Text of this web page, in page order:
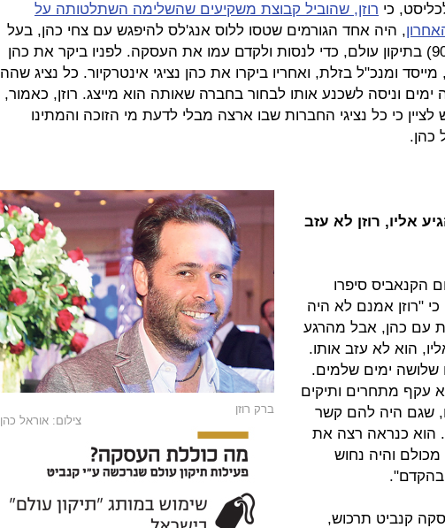
כי רוזן, שהוביל קבוצת משקיעים שהשלימה השתלטותה על
, היה אחד הגורמים שטסו ללוס אנג'לס להיפגש עם צחי כהן, בעל
השליטה (90%) בתיקון עולם, כדי לנסות ולקדם עמו את העסקה. לפניו ביקר את כהן
ומנכ"ל בזלת, ואחריו ביקרו את כהן נציגי אינטרקיור. כל נציג שהה
וניסה לשכנע אותו לבחור בחברה שאותה הוא מייצג. רוזן, כאמור,
לציין כי כל נציגי החברות שבו ארצה מבלי לדעת מי הזוכה והמתינו
כהן.
ברק רוזן
צילום: אוראל כהן
אליו, רוזן לא עזב
הקנאביס סיפרו
"רוזן אמנם לא היה
עם כהן, אבל מהרגע
הוא לא עזב אותו.
שלושה ימים שלמים.
עקף מתחרים ותיקים
שגם היה להם קשר
הוא כנראה רצה את
והיה נחוש
בהקדם".
קנביט תרכוש,